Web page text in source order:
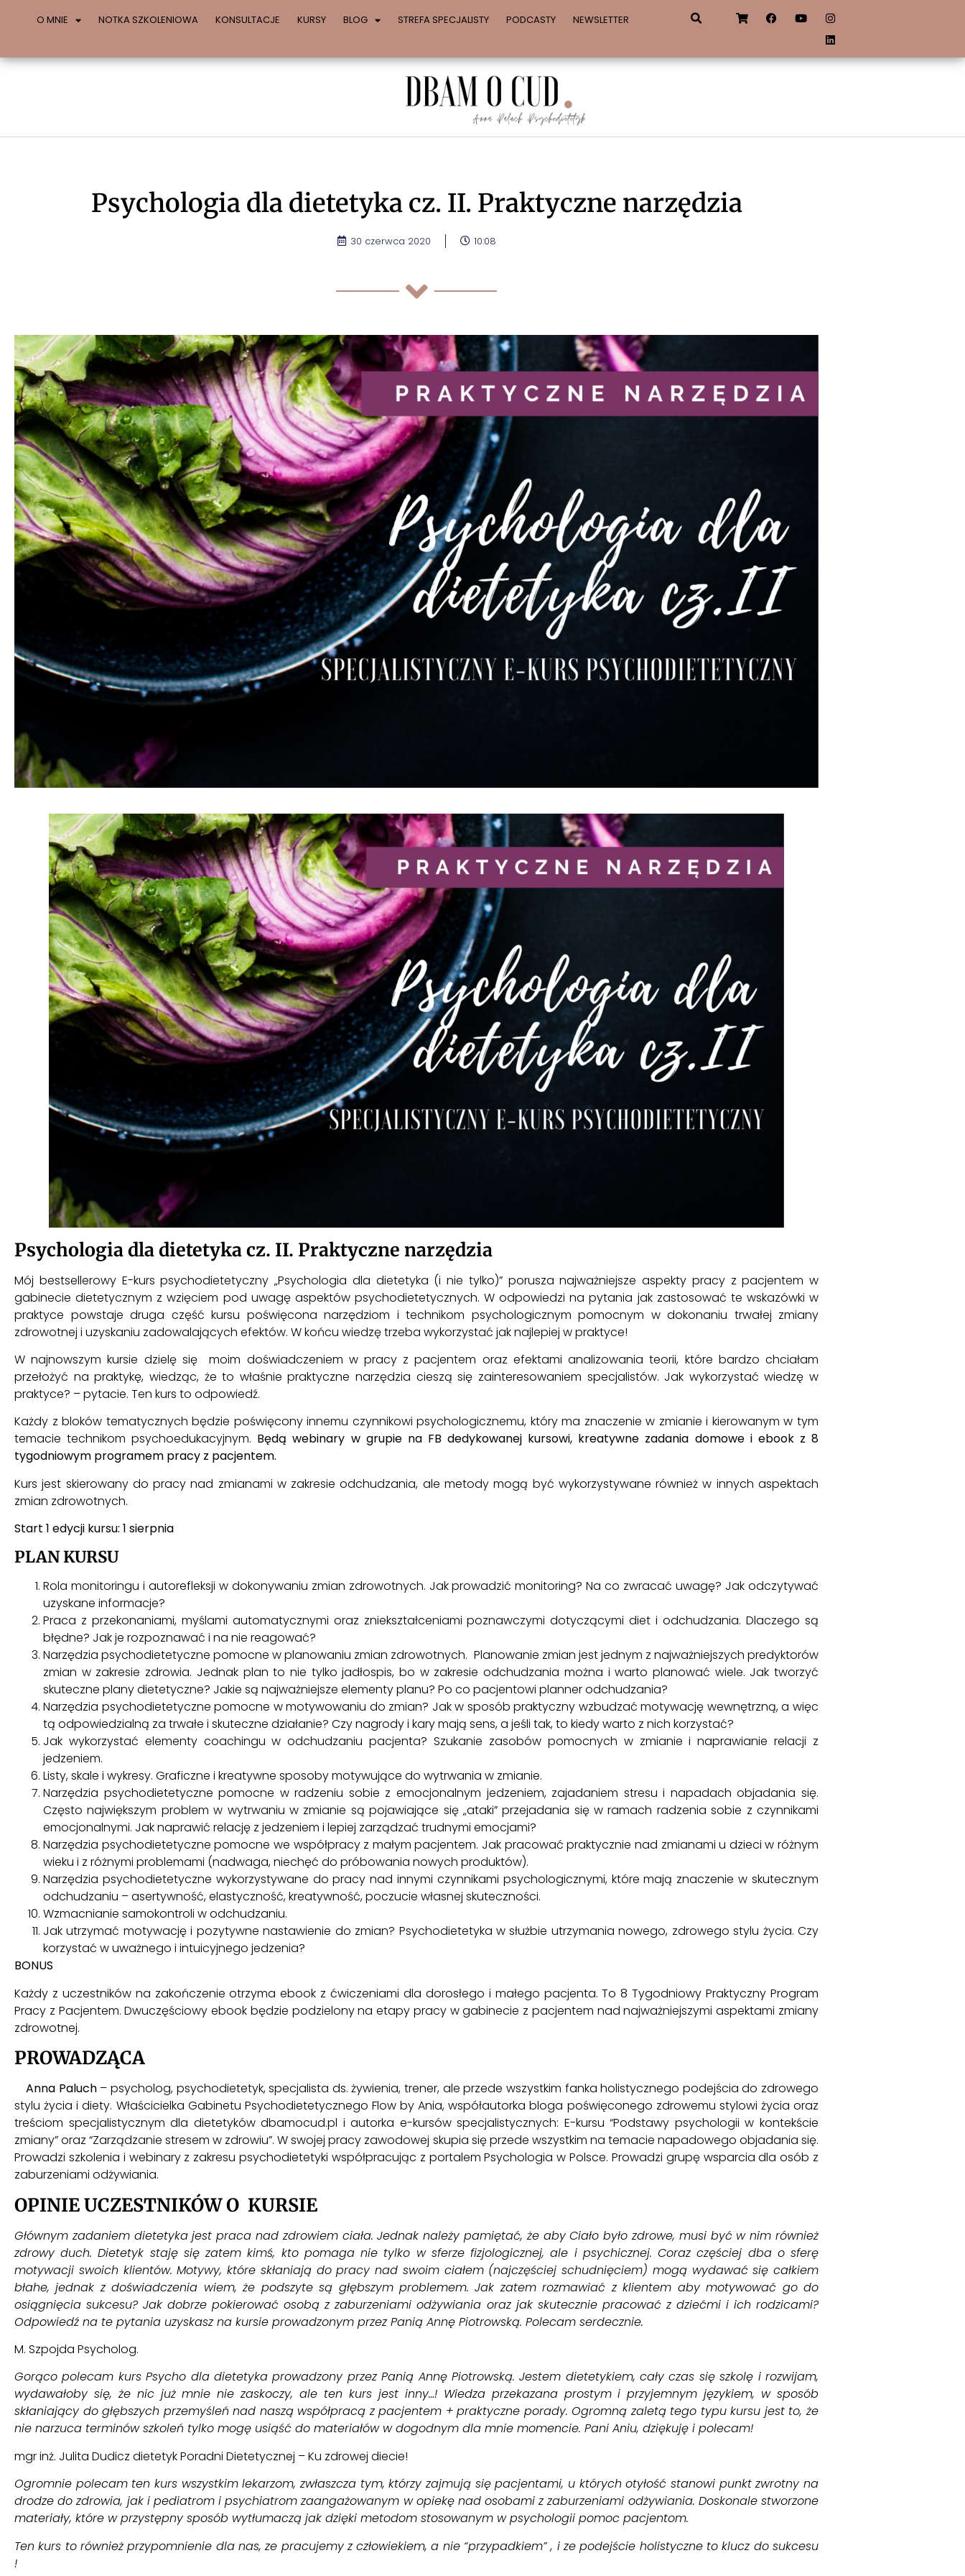
O MNIE NOTKA SZKOLENIOWA KONSULTACJE KURSY BLOG STREFA SPECJALISTY PODCASTY NEWSLETTER
Psychologia dla dietetyka cz. II. Praktyczne narzędzia
30 czerwca 2020 10:08
Psychologia dla dietetyka cz. II. Praktyczne narzędzia
Mój bestsellerowy E-kurs psychodietetyczny „Psychologia dla dietetyka (i nie tylko)” porusza najważniejsze aspekty pracy z pacjentem w
gabinecie dietetycznym z wzięciem pod uwagę aspektów psychodietetycznych. W odpowiedzi na pytania jak zastosować te wskazówki w
praktyce powstaje druga część kursu poświęcona narzędziom i technikom psychologicznym pomocnym w dokonaniu trwałej zmiany
zdrowotnej i uzyskaniu zadowalających efektów. W końcu wiedzę trzeba wykorzystać jak najlepiej w praktyce!
W najnowszym kursie dzielę się moim doświadczeniem w pracy z pacjentem oraz efektami analizowania teorii, które bardzo chciałam
przełożyć na praktykę, wiedząc, że to właśnie praktyczne narzędzia cieszą się zainteresowaniem specjalistów. Jak wykorzystać wiedzę w
praktyce? – pytacie. Ten kurs to odpowiedź.
Każdy z bloków tematycznych będzie poświęcony innemu czynnikowi psychologicznemu, który ma znaczenie w zmianie i kierowanym w tym
temacie technikom psychoedukacyjnym. Będą webinary w grupie na FB dedykowanej kursowi, kreatywne zadania domowe i ebook z 8
tygodniowym programem pracy z pacjentem.
Kurs jest skierowany do pracy nad zmianami w zakresie odchudzania, ale metody mogą być wykorzystywane również w innych aspektach
zmian zdrowotnych.
Start 1 edycji kursu: 1 sierpnia
PLAN KURSU
Rola monitoringu i autorefleksji w dokonywaniu zmian zdrowotnych. Jak prowadzić monitoring? Na co zwracać uwagę? Jak odczytywać
uzyskane informacje?
Praca z przekonaniami, myślami automatycznymi oraz zniekształceniami poznawczymi dotyczącymi diet i odchudzania. Dlaczego są
błędne? Jak je rozpoznawać i na nie reagować?
Narzędzia psychodietetyczne pomocne w planowaniu zmian zdrowotnych. Planowanie zmian jest jednym z najważniejszych predyktorów
zmian w zakresie zdrowia. Jednak plan to nie tylko jadłospis, bo w zakresie odchudzania można i warto planować wiele. Jak tworzyć
skuteczne plany dietetyczne? Jakie są najważniejsze elementy planu? Po co pacjentowi planner odchudzania?
Narzędzia psychodietetyczne pomocne w motywowaniu do zmian? Jak w sposób praktyczny wzbudzać motywację wewnętrzną, a więc
tą odpowiedzialną za trwałe i skuteczne działanie? Czy nagrody i kary mają sens, a jeśli tak, to kiedy warto z nich korzystać?
Jak wykorzystać elementy coachingu w odchudzaniu pacjenta? Szukanie zasobów pomocnych w zmianie i naprawianie relacji z
jedzeniem.
Listy, skale i wykresy. Graficzne i kreatywne sposoby motywujące do wytrwania w zmianie.
Narzędzia psychodietetyczne pomocne w radzeniu sobie z emocjonalnym jedzeniem, zajadaniem stresu i napadach objadania się.
Często największym problem w wytrwaniu w zmianie są pojawiające się „ataki” przejadania się w ramach radzenia sobie z czynnikami
emocjonalnymi. Jak naprawić relację z jedzeniem i lepiej zarządzać trudnymi emocjami?
Narzędzia psychodietetyczne pomocne we współpracy z małym pacjentem. Jak pracować praktycznie nad zmianami u dzieci w różnym
wieku i z różnymi problemami (nadwaga, niechęć do próbowania nowych produktów).
Narzędzia psychodietetyczne wykorzystywane do pracy nad innymi czynnikami psychologicznymi, które mają znaczenie w skutecznym
odchudzaniu – asertywność, elastyczność, kreatywność, poczucie własnej skuteczności.
Wzmacnianie samokontroli w odchudzaniu.
Jak utrzymać motywację i pozytywne nastawienie do zmian? Psychodietetyka w służbie utrzymania nowego, zdrowego stylu życia. Czy
korzystać w uważnego i intuicyjnego jedzenia?
BONUS
Każdy z uczestników na zakończenie otrzyma ebook z ćwiczeniami dla dorosłego i małego pacjenta. To 8 Tygodniowy Praktyczny Program
Pracy z Pacjentem. Dwuczęściowy ebook będzie podzielony na etapy pracy w gabinecie z pacjentem nad najważniejszymi aspektami zmiany
zdrowotnej.
PROWADZĄCA
Anna Paluch– psycholog, psychodietetyk, specjalista ds. żywienia, trener, ale przede wszystkim fanka holistycznego podejścia do zdrowego
stylu życia i diety. Właścicielka Gabinetu Psychodietetycznego Flow by Ania, współautorka bloga poświęconego zdrowemu stylowi życia oraz
treściom specjalistycznym dla dietetyków dbamocud.pl i autorka e-kursów specjalistycznych: E-kursu “Podstawy psychologii w kontekście
zmiany” oraz “Zarządzanie stresem w zdrowiu”. W swojej pracy zawodowej skupia się przede wszystkim na temacie napadowego objadania się.
Prowadzi szkolenia i webinary z zakresu psychodietetyki współpracując z portalemPsychologia w Polsce. Prowadzi grupę wsparcia dla osób z
zaburzeniami odżywiania.
OPINIE UCZESTNIKÓW O KURSIE
Głównym zadaniem dietetyka jest praca nad zdrowiem ciała. Jednak należy pamiętać, że aby Ciało było zdrowe, musi być w nim również
zdrowy duch. Dietetyk staję się zatem kimś, kto pomaga nie tylko w sferze fizjologicznej, ale i psychicznej. Coraz częściej dba o sferę
motywacji swoich klientów. Motywy, które skłaniają do pracy nad swoim ciałem (najczęściej schudnięciem) mogą wydawać się całkiem
błahe, jednak z doświadczenia wiem, że podszyte są głębszym problemem. Jak zatem rozmawiać z klientem aby motywować go do
osiągnięcia sukcesu? Jak dobrze pokierować osobą z zaburzeniami odżywiania oraz jak skutecznie pracować z dziećmi i ich rodzicami?
Odpowiedź na te pytania uzyskasz na kursie prowadzonym przez Panią Annę Piotrowską. Polecam serdecznie.
M. Szpojda Psycholog.
Gorąco polecam kurs Psycho dla dietetyka prowadzony przez Panią Annę Piotrowską. Jestem dietetykiem, cały czas się szkolę i rozwijam,
wydawałoby się, że nic już mnie nie zaskoczy, ale ten kurs jest inny…! Wiedza przekazana prostym i przyjemnym językiem, w sposób
skłaniający do głębszych przemyśleń nad naszą współpracą z pacjentem + praktyczne porady. Ogromną zaletą tego typu kursu jest to, że
nie narzuca terminów szkoleń tylko mogę usiąść do materiałów w dogodnym dla mnie momencie. Pani Aniu, dziękuję i polecam!
mgr inż. Julita Dudicz dietetyk Poradni Dietetycznej – Ku zdrowej diecie!
Ogromnie polecam ten kurs wszystkim lekarzom, zwłaszcza tym, którzy zajmują się pacjentami, u których otyłość stanowi punkt zwrotny na
drodze do zdrowia, jak i pediatrom i psychiatrom zaangażowanym w opiekę nad osobami z zaburzeniami odżywiania. Doskonale stworzone
materiały, które w przystępny sposób wytłumaczą jak dzięki metodom stosowanym w psychologii pomoc pacjentom.
Ten kurs to również przypomnienie dla nas, ze pracujemy z człowiekiem, a nie “przypadkiem” , i ze podejście holistyczne to klucz do sukcesu
!